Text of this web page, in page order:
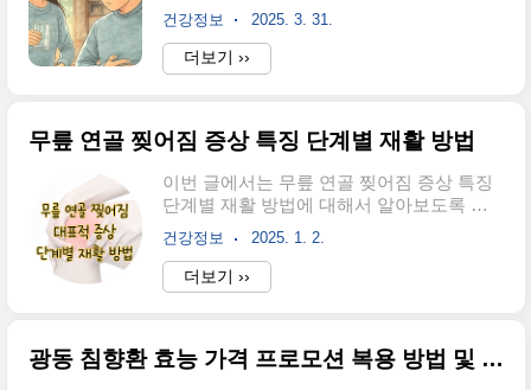
언제인지 알아보도록 하겠다. 어느 날 아침,
갑자기 배에 불편함을 느끼고 급하게 화장
실로 달려가니 오늘 하루의 시작에서부터
난감함을 느꼈다. 물설사는 우리 모두가 경
일상을 완전히 뒤집어버린다. 얼마 전에 찾
락날락 하면서 하루를 그대로 날려버린 적
이 있는데, 처음에는 그냥 두면 괜찮아질거
라 생각했음에도 시간이 지나도 나아지지
않고 내 몸의 기력이 빠져나간다는 느낌을
받았다. 물설사는 이처럼 단순히 불편함을
다. 이번 ..
건강정보 2025. 3. 31.
더보기 ››
무릎 연골 찢어짐 증상 특징 단계별 재활 방법
이번 글에서는 무릎 연골 찢어짐 증상 특징
단계별 재활 방법에 대해서 알아보도록 하
겠다. 최근 주말에 등산을 하다가 갑자기 무
릎 통증 때문에 꽤나 고생을 했었다. 단순히
무릎을 살짝 삐었다고 생각했는데, 알고 보
니 연골이 찢어진 상태였다. 일상적인 움직
무릎 연골 찢어짐은 우리 일상을 크게 흔들
건강정보 2025. 1. 2.
더보기 ››
광동 침향환 효능 가격 프로모션 복용 방법 및 부작용